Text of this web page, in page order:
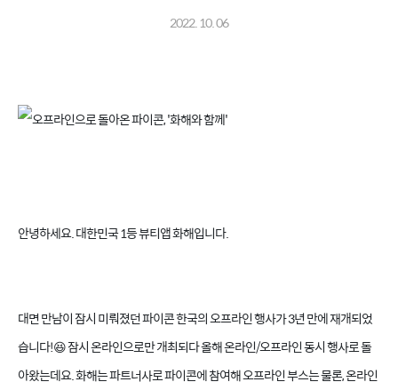
2022. 10. 06
안녕하세요. 대한민국 1등 뷰티앱 화해입니다.
대면 만남이 잠시 미뤄졌던 파이콘 한국의 오프라인 행사가 3년 만에 재개되었
습니다!😆 잠시 온라인으로만 개최되다 올해 온라인/오프라인 동시 행사로 돌
아왔는데요. 화해는 파트너사로 파이콘에 참여해 오프라인 부스는 물론, 온라인